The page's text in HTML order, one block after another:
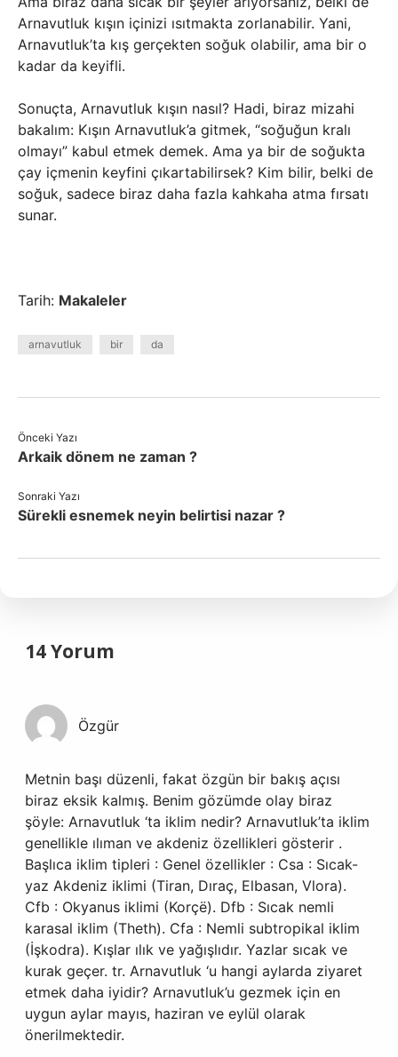
Arnavutluk kışın içinizi ısıtmakta zorlanabilir. Yani,
Arnavutluk’ta kış gerçekten soğuk olabilir, ama bir o
kadar da keyifli.
Sonuçta, Arnavutluk kışın nasıl? Hadi, biraz mizahi
bakalım: Kışın Arnavutluk’a gitmek, “soğuğun kralı
olmayı” kabul etmek demek. Ama ya bir de soğukta
çay içmenin keyfini çıkartabilirsek? Kim bilir, belki de
soğuk, sadece biraz daha fazla kahkaha atma fırsatı
sunar.
Tarih: Makaleler
arnavutluk bir da
Önceki Yazı
Arkaik dönem ne zaman ?
Sonraki Yazı
Sürekli esnemek neyin belirtisi nazar ?
14 Yorum
Özgür
Metnin başı düzenli, fakat özgün bir bakış açısı
biraz eksik kalmış. Benim gözümde olay biraz
şöyle: Arnavutluk ‘ta iklim nedir? Arnavutluk’ta iklim
genellikle ılıman ve akdeniz özellikleri gösterir .
Başlıca iklim tipleri : Genel özellikler : Csa : Sıcak-
yaz Akdeniz iklimi (Tiran, Dıraç, Elbasan, Vlora).
Cfb : Okyanus iklimi (Korçë). Dfb : Sıcak nemli
karasal iklim (Theth). Cfa : Nemli subtropikal iklim
(İşkodra). Kışlar ılık ve yağışlıdır. Yazlar sıcak ve
kurak geçer. tr. Arnavutluk ‘u hangi aylarda ziyaret
etmek daha iyidir? Arnavutluk’u gezmek için en
uygun aylar mayıs, haziran ve eylül olarak
önerilmektedir.